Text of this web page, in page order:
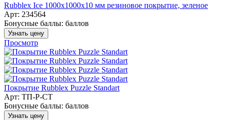
Rubblex Ice 1000x1000x10 мм резиновое покрытие, зеленое
Арт: 234564
Бонусные баллы: баллов
Узнать цену
Просмотр
Покрытие Rubblex Puzzle Standart
Арт: ТП-Р-СТ
Бонусные баллы: баллов
Узнать цену